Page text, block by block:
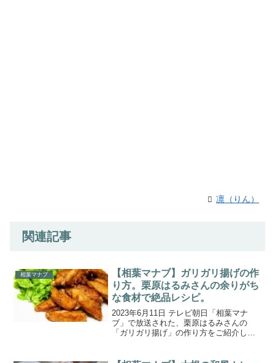
凛（りん）
関連記事
相葉マナブ
【相葉マナブ】ガリガリ揚げの作
り方。栗原はるみさんの余りがち
な食材で絶品レシピ。
2023年6月11日 テレビ朝日「相葉マナ
ブ」で放送された、栗原はるみさんの
「ガリガリ揚げ」の作り方をご紹介しま